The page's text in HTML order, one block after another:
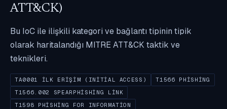
ATT&CK)
Bu IoC ile ilişkili kategori ve bağlantı tipinin tipik
olarak haritalandığı MITRE ATT&CK taktik ve
teknikleri.
TA0001 İLK ERIŞIM (INITIAL ACCESS)
T1566 PHISHING
T1566.002 SPEARPHISHING LINK
T1598 PHISHING FOR INFORMATION